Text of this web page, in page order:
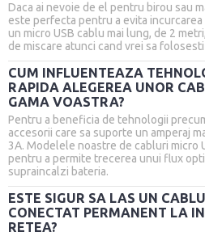
Daca ai nevoie de el pentru birou sau
este perfecta pentru a evita incurcarea
un micro USB cablu mai lung, de 2
de miscare atunci cand vrei sa
CUM INFLUENTEAZA
RAPIDA ALEGEREA UNOR
GAMA VOASTRA?
Pentru a beneficia de tehnologii
accesorii care sa suporte un amperaj
3A. Modelele noastre de cabluri micro
pentru a permite trecerea unui flux
supraincalzi bateria.
ESTE SIGUR SA LAS UN
CONECTAT PERMANENT LA
RETEA?